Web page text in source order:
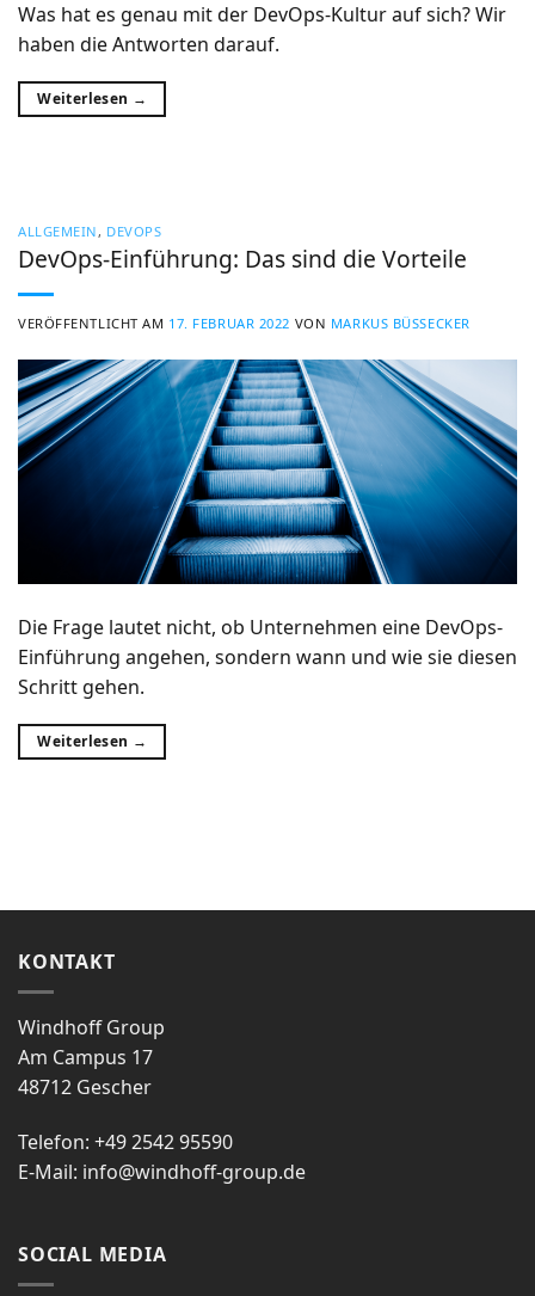
Was hat es genau mit der DevOps-Kultur auf sich? Wir
haben die Antworten darauf.
Weiterlesen →
ALLGEMEIN, DEVOPS
DevOps-Einführung: Das sind die Vorteile
VERÖFFENTLICHT AM 17. FEBRUAR 2022 VON MARKUS BÜSSECKER
Die Frage lautet nicht, ob Unternehmen eine DevOps-
Einführung angehen, sondern wann und wie sie diesen
Schritt gehen.
Weiterlesen →
KONTAKT
Windhoff Group
Am Campus 17
48712 Gescher
Telefon: +49 2542 95590
E-Mail: info@windhoff-group.de
SOCIAL MEDIA